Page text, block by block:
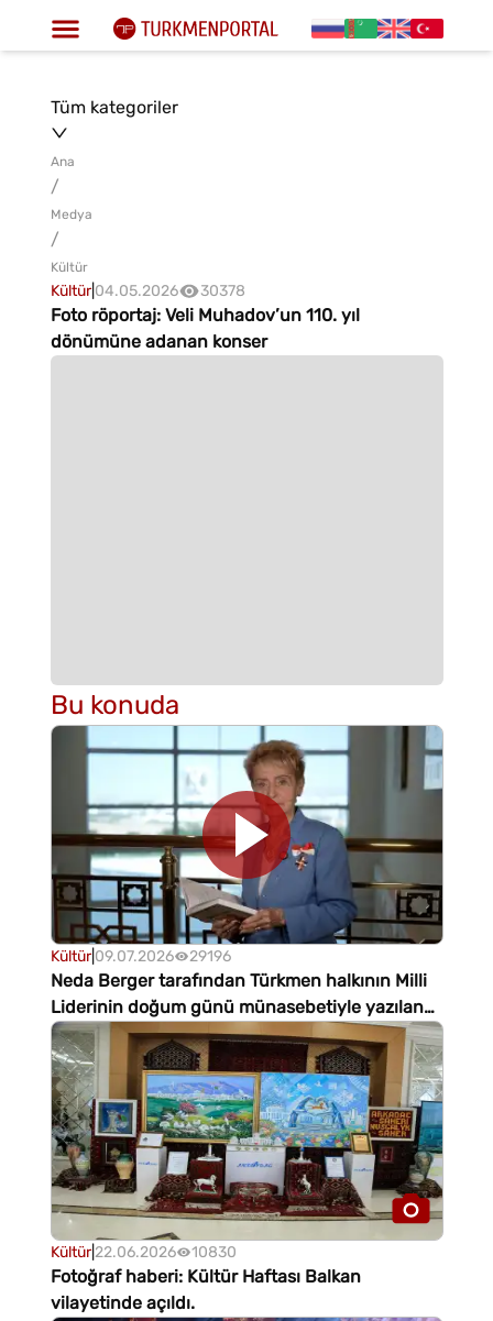
Tüm kategoriler
Ana
/
Medya
/
Kültür
Kültür|04.05.2026 30378
Foto röportaj: Veli Muhadov’un 110. yıl
dönümüne adanan konser
Bu konuda
Kültür|09.07.2026 29196
Neda Berger tarafından Türkmen halkının Milli
Liderinin doğum günü münasebetiyle yazılan
şiir
Kültür|22.06.2026 10830
Fotoğraf haberi: Kültür Haftası Balkan
vilayetinde açıldı.